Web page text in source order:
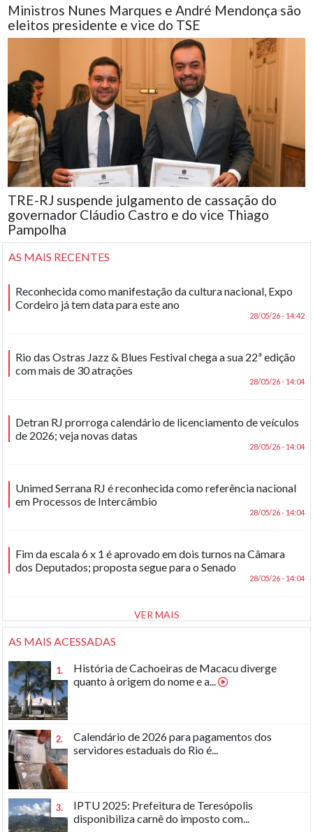
Ministros Nunes Marques e André Mendonça são
eleitos presidente e vice do TSE
TRE-RJ suspende julgamento de cassação do
governador Cláudio Castro e do vice Thiago
Pampolha
AS MAIS RECENTES
Reconhecida como manifestação da cultura nacional, Expo
Cordeiro já tem data para este ano
28/05/26 - 14:42
Rio das Ostras Jazz & Blues Festival chega a sua 22ª edição
com mais de 30 atrações
28/05/26 - 14:04
Detran RJ prorroga calendário de licenciamento de veículos
de 2026; veja novas datas
28/05/26 - 14:04
Unimed Serrana RJ é reconhecida como referência nacional
em Processos de Intercâmbio
28/05/26 - 14:04
Fim da escala 6 x 1 é aprovado em dois turnos na Câmara
dos Deputados; proposta segue para o Senado
28/05/26 - 14:04
VER MAIS
AS MAIS ACESSADAS
1.
História de Cachoeiras de Macacu diverge
quanto à origem do nome e a...
2.
Calendário de 2026 para pagamentos dos
servidores estaduais do Rio é...
3.
IPTU 2025: Prefeitura de Teresópolis
disponibiliza carnê do imposto com...